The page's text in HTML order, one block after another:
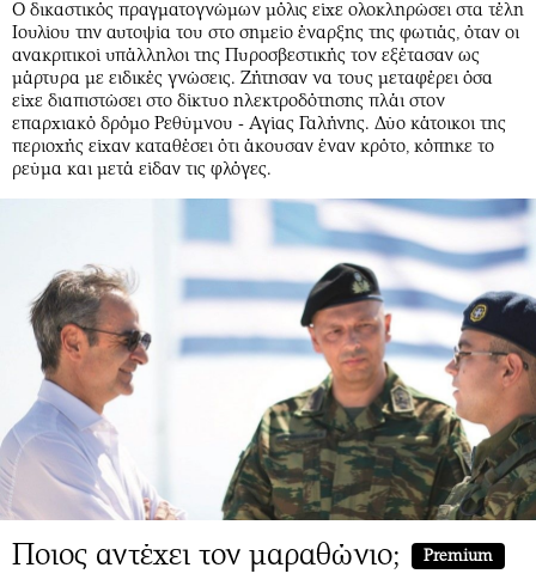
Αθλητισμός
Κύπρος
Ελλάδα
Διεθνή
Κληρώσεις Allwyn
Οικονομική
Real Estate
Επιχειρήσεις
Αγορές
Money Review
AstroBank Properties
Trends
Ενέργεια
Ναυτιλία
Περιβάλλον
Geek
Νέα
Κινητά-tablets
Social
Αυτοκίνηση
Αφιερώματα
Πολιτική
Οικονομία
Γενικά
Αναδρομές
Πρόσωπα
Περιβάλλον
Good Life
Γυναίκα
Showbiz
Ταξίδια
Ο δικαστικός πραγματογνώμων μόλις είχε ολοκληρώσει στα τέλη
Ιουλίου την αυτοψία του στο σημείο έναρξης της φωτιάς, όταν οι
ανακριτικοί υπάλληλοι της Πυροσβεστικής τον εξέτασαν ως
μάρτυρα με ειδικές γνώσεις. Ζήτησαν να τους μεταφέρει όσα
είχε διαπιστώσει στο δίκτυο ηλεκτροδότησης πλάι στον
επαρχιακό δρόμο Ρεθύμνου - Αγίας Γαλήνης. Δύο κάτοικοι της
περιοχής είχαν καταθέσει ότι άκουσαν έναν κρότο, κόπηκε το
ρεύμα και μετά είδαν τις φλόγες.
Ποιος αντέχει τον μαραθώνιο; Premium